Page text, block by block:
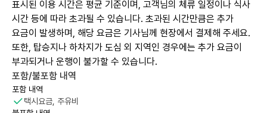
표시된 이용 시간은 평균 기준이며, 고객님의 체류 일정이나 식사
시간 등에 따라 초과될 수 있습니다. 초과된 시간만큼은 추가
요금이 발생하며, 해당 요금은 기사님께 현장에서 결제해 주세요.
또한, 탑승지나 하차지가 도심 외 지역인 경우에는 추가 요금이
부과되거나 운행이 불가할 수 있습니다.
포함/불포함 내역
포함 내역
택시요금, 주유비